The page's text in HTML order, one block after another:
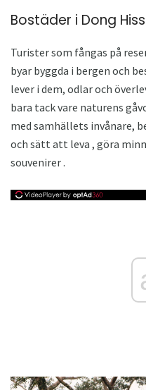
Bostäder i Dong
Turister som fångas på
byar byggda i bergen och
lever i dem, odlar och
bara tack vare naturens
med samhällets invånare,
och sätt att leva , göra
souvenirer .